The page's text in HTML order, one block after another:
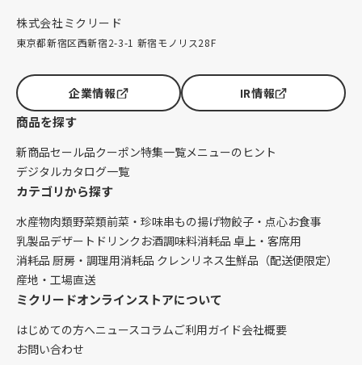
株式会社ミクリード
東京都新宿区西新宿2-3-1 新宿モノリス28F
企業情報 IR情報
商品を探す
新商品セール品クーポン特集一覧メニューのヒント
デジタルカタログ一覧
カテゴリから探す
水産物肉類野菜類前菜・珍味串もの揚げ物餃子・点心お食事
乳製品デザート ドリンク お酒調味料消耗品 卓上・客席用
消耗品 厨房・調理用消耗品 クレンリネス生鮮品（配送便限定）
産地・工場直送
ミクリードオンラインストアについて
はじめての方へニュースコラムご利用ガイド会社概要
お問い合わせ